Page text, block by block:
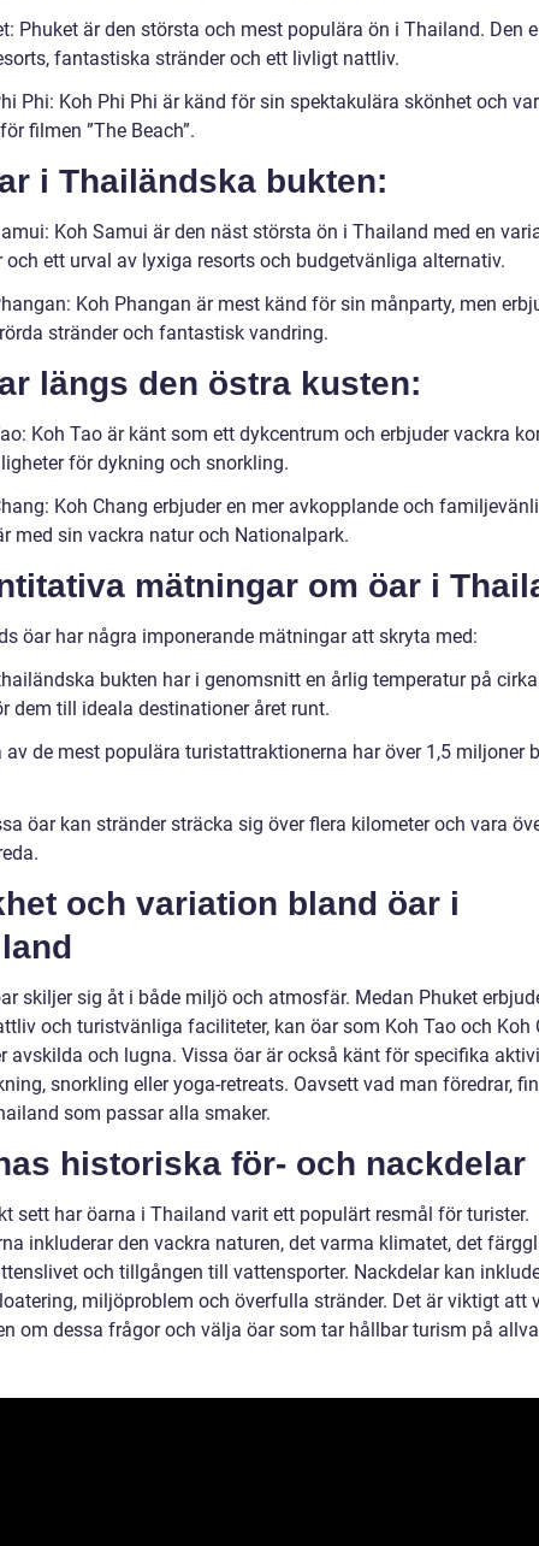
Phuket är den största och mest populära ön i Thailand. Den
fantastiska stränder och ett livligt nattliv.
Phi: Koh Phi Phi är känd för sin spektakulära skönhet och
filmen ”The Beach”.
i Thailändska bukten:
Koh Samui är den näst största ön i Thailand med en
och ett urval av lyxiga resorts och budgetvänliga alternativ.
Koh Phangan är mest känd för sin månparty, men
stränder och fantastisk vandring.
längs den östra kusten:
Koh Tao är känt som ett dykcentrum och erbjuder vackra
för dykning och snorkling.
Koh Chang erbjuder en mer avkopplande och
med sin vackra natur och Nationalpark.
mätningar om öar i
öar har några imponerande mätningar att skryta med:
bukten har i genomsnitt en årlig temperatur på cirka
dem till ideala destinationer året runt.
av de mest populära turistattraktionerna har över 1,5 miljoner
öar kan stränder sträcka sig över flera kilometer och vara
och variation bland öar i
skiljer sig åt i både miljö och atmosfär. Medan Phuket
och turistvänliga faciliteter, kan öar som Koh Tao och Koh
avskilda och lugna. Vissa öar är också känt för specifika
snorkling eller yoga-retreats. Oavsett vad man föredrar,
som passar alla smaker.
historiska för- och nackdelar
sett har öarna i Thailand varit ett populärt resmål för turister.
inkluderar den vackra naturen, det varma klimatet, det
och tillgången till vattensporter. Nackdelar kan
miljöproblem och överfulla stränder. Det är viktigt att
om dessa frågor och välja öar som tar hållbar turism på